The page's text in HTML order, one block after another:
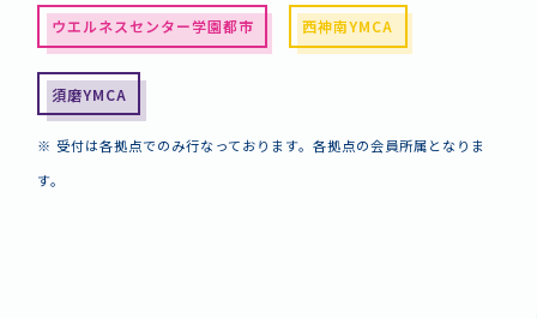
ウエルネスセンター学園都市 西神南YMCA
須磨YMCA
※ 受付は各拠点でのみ行なっております。各拠点の会員所属となりま
す。